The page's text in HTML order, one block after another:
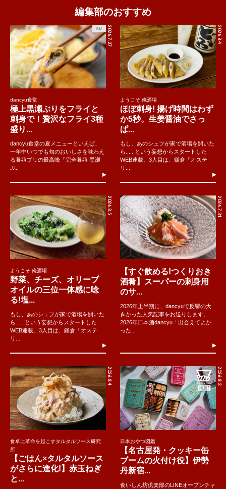
編集部のおすすめ
2026.7.27
AD
dancyu食堂
極上黒瀬ぶりをフライと
刺身で！贅沢なフライ3種
盛り...
dancyu食堂の夏メニューといえば、
一年中いつでも旬のおいしさを味わえ
る養殖ブリの最高峰「完全養殖 黒瀬
ぶ..
2026.8.4
ようこそ!俺酒場
ほぼ刺身! 揚げ時間はわず
か5秒。生姜醤油でさっ
ぱ...
もし、あのシェフが家で酒場を開いた
ら......という妄想からスタートした
WEB連載。3人目は、鎌倉「オステ
リ...
2026.8.5
ようこそ!俺酒場
野菜、チーズ、オリーブ
オイルの三位一体感に唸
る!塩...
もし、あのシェフが家で酒場を開いた
ら......という妄想からスタートした
WEB連載。3人目は、鎌倉「オステ
リ...
2026.7.31
【すぐ飲める!つくりおき
酒肴】スーパーの刺身用
のサ...
2026年上半期に、dancyuで反響の大
きかった人気記事をお送りします。
2026年日本酒dancyu「出会えてよか
った...
2026.8.4
食卓に革命を起こすタルタルソース研究
所
【ごはん×タルタルソース
がさらに進化!】赤玉ねぎ
と...
2026.8.2
日本おやつ図鑑
【名古屋発・クッキー缶
ブームの火付け役】伊勢
丹新宿...
食いしん坊倶楽部のLINEオープンチャ